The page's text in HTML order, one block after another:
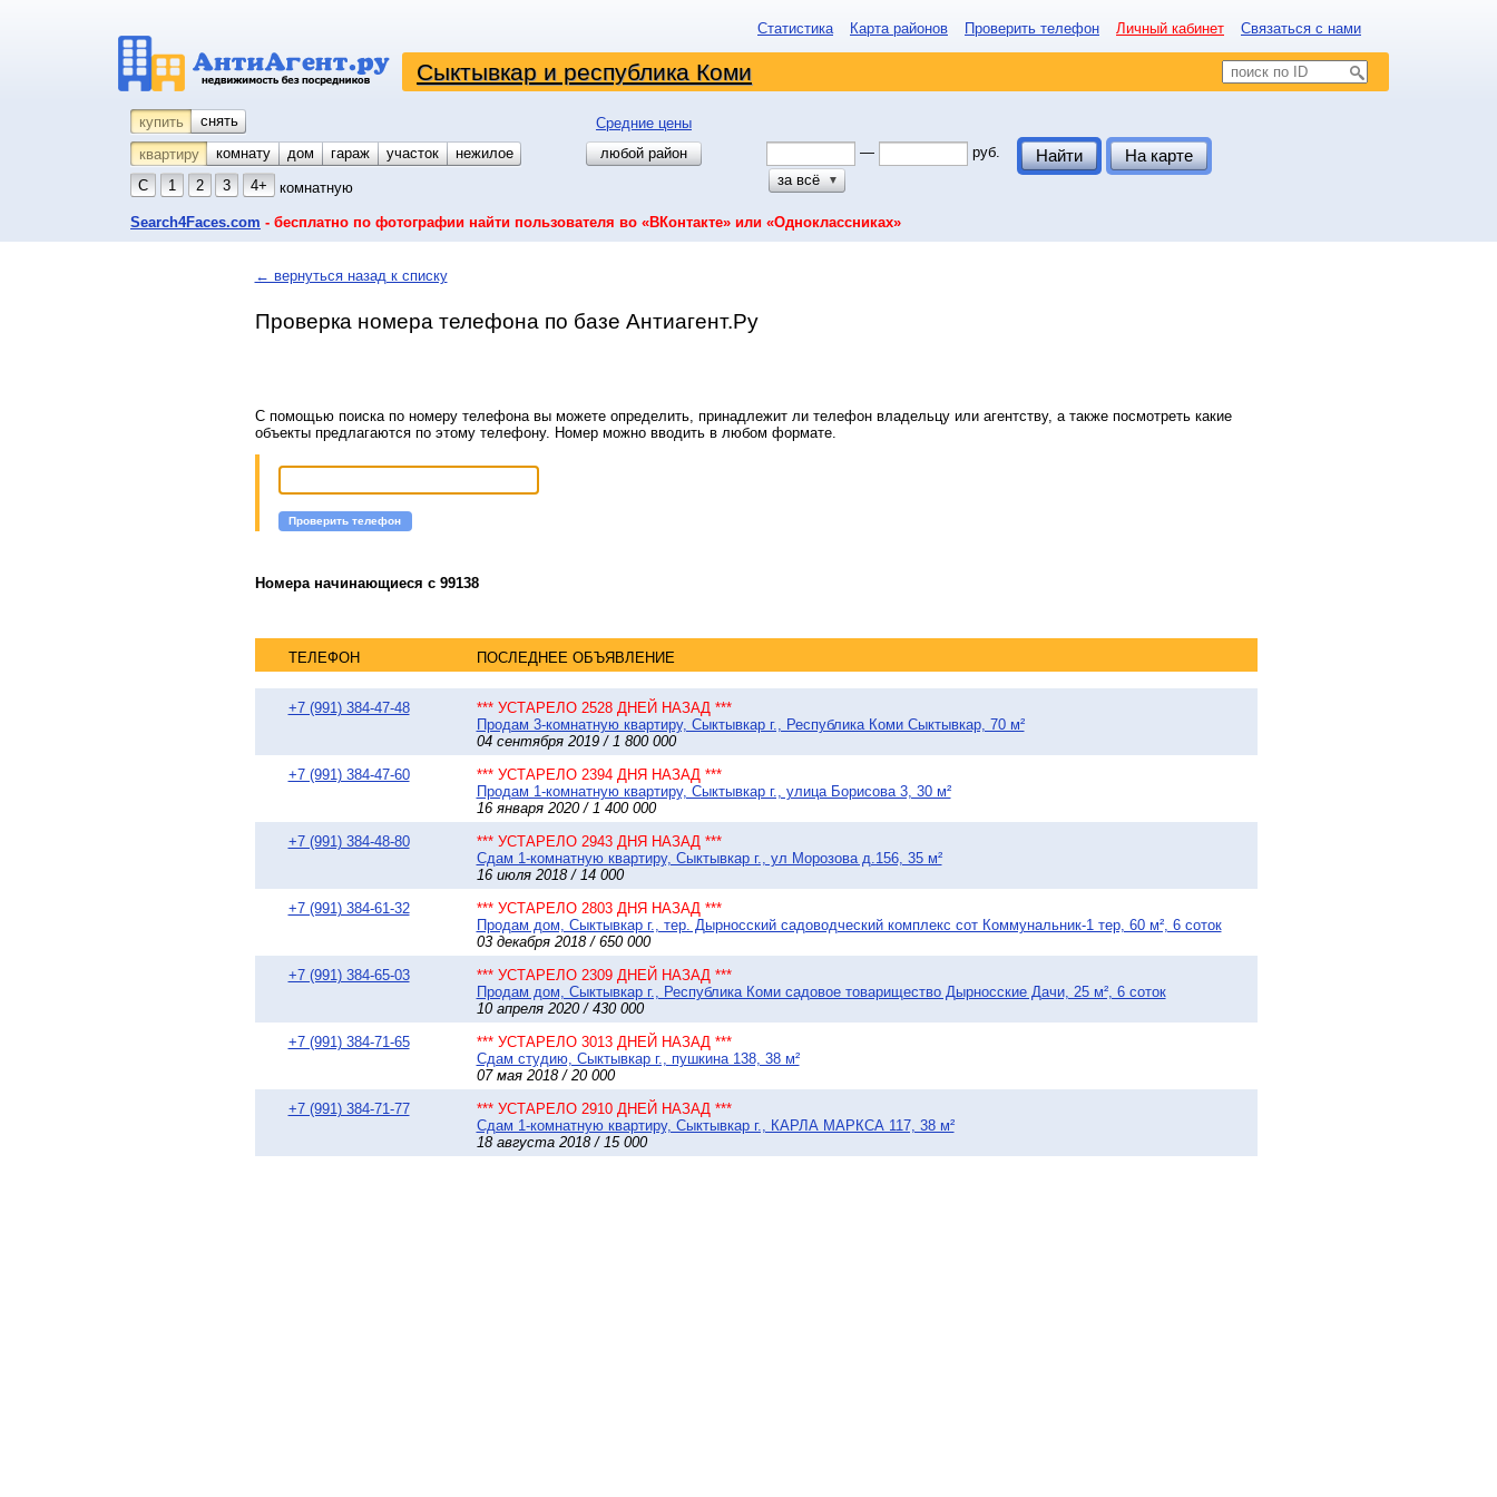
Статистика Карта районов Проверить телефон Личный кабинет Связаться с нами
Сыктывкар и республика Коми
купить снять
Средние цены
квартиру
комнату койко-место
дом гараж участок
нежилое
С
1 2 3 4+ комнатную
любой район —
руб.
за всё
▼
Найти На карте
Search4Faces.com - бесплатно по фотографии найти пользователя во «ВКонтакте» или «Одноклассниках»
← вернуться назад к списку
Проверка номера телефона по базе Антиагент.Ру
С помощью поиска по номеру телефона вы можете определить, принадлежит ли телефон владельцу или агентству, а также посмотреть какие
объекты предлагаются по этому телефону. Номер можно вводить в любом формате.
Проверить телефон
Номера начинающиеся с 99138
ТЕЛЕФОН ПОСЛЕДНЕЕ ОБЪЯВЛЕНИЕ
+7 (991) 384-47-48
*** УСТАРЕЛО 2528 ДНЕЙ НАЗАД ***
Продам 3-комнатную квартиру, Сыктывкар г., Республика Коми Сыктывкар, 70 м²
04 сентября 2019 / 1 800 000
+7 (991) 384-47-60
*** УСТАРЕЛО 2394 ДНЯ НАЗАД ***
Продам 1-комнатную квартиру, Сыктывкар г., улица Борисова 3, 30 м²
16 января 2020 / 1 400 000
+7 (991) 384-48-80
*** УСТАРЕЛО 2943 ДНЯ НАЗАД ***
Сдам 1-комнатную квартиру, Сыктывкар г., ул Морозова д.156, 35 м²
16 июля 2018 / 14 000
+7 (991) 384-61-32
*** УСТАРЕЛО 2803 ДНЯ НАЗАД ***
Продам дом, Сыктывкар г., тер. Дырносский садоводческий комплекс сот Коммунальник-1 тер, 60 м², 6 соток
03 декабря 2018 / 650 000
+7 (991) 384-65-03
*** УСТАРЕЛО 2309 ДНЕЙ НАЗАД ***
Продам дом, Сыктывкар г., Республика Коми садовое товарищество Дырносские Дачи, 25 м², 6 соток
10 апреля 2020 / 430 000
+7 (991) 384-71-65
*** УСТАРЕЛО 3013 ДНЕЙ НАЗАД ***
Сдам студию, Сыктывкар г., пушкина 138, 38 м²
07 мая 2018 / 20 000
+7 (991) 384-71-77
*** УСТАРЕЛО 2910 ДНЕЙ НАЗАД ***
Сдам 1-комнатную квартиру, Сыктывкар г., КАРЛА МАРКСА 117, 38 м²
18 августа 2018 / 15 000